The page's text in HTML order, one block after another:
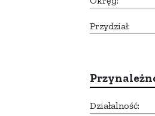
Przydział:
Działalność: